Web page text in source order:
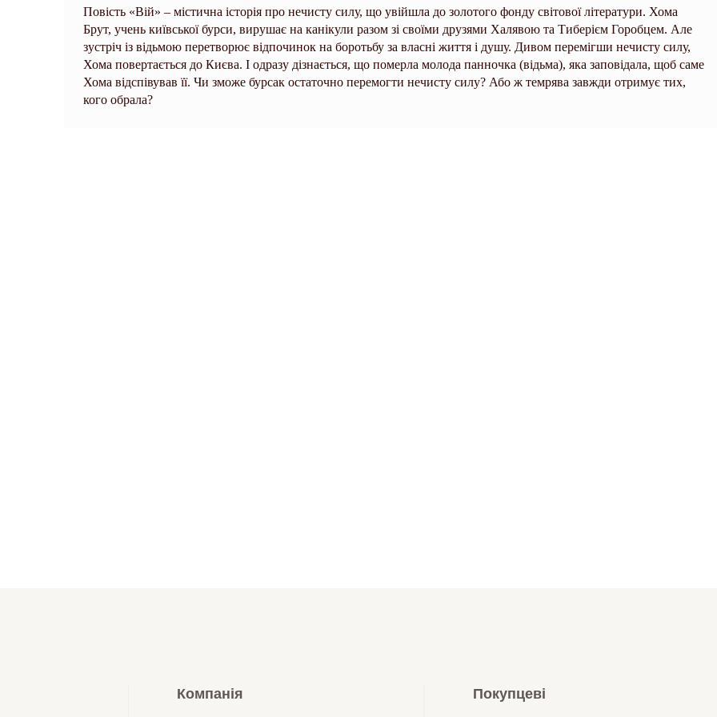
Повість «Вій» – містична історія про нечисту силу, що увійшла до золотого фонду світової літератури. Хома
Брут, учень київської бурси, вирушає на канікули разом зі своїми друзями Халявою та Тиберієм Горобцем. Але
зустріч із відьмою перетворює відпочинок на боротьбу за власні життя і душу. Дивом перемігши нечисту силу,
Хома повертається до Києва. І одразу дізнається, що померла молода панночка (відьма), яка заповідала, щоб саме
Хома відспівував її. Чи зможе бурсак остаточно перемогти нечисту силу? Або ж темрява завжди отримує тих,
кого обрала?
Компанія Покупцеві